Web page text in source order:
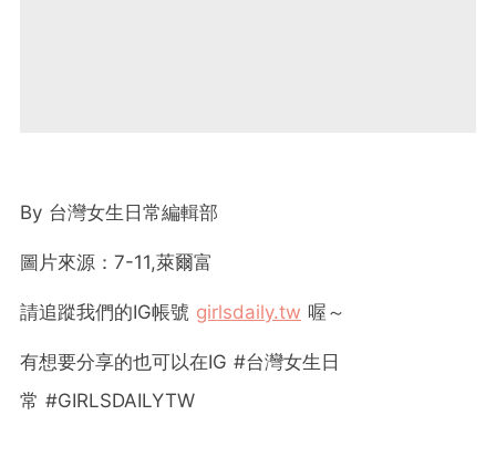
By 台灣女生日常編輯部
圖片來源：7-11,萊爾富
請追蹤我們的IG帳號 girlsdaily.tw 喔～
有想要分享的也可以在IG #台灣女生日
常 #GIRLSDAILYTW